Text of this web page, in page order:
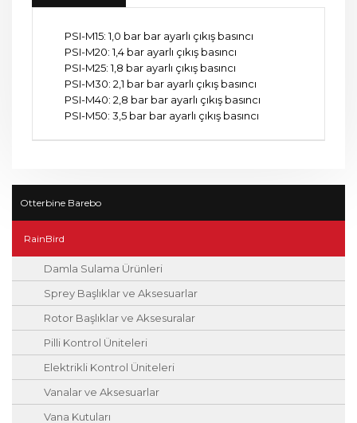
PSI-M15: 1,0 bar bar ayarlı çıkış basıncı
PSI-M20: 1,4 bar ayarlı çıkış basıncı
PSI-M25: 1,8 bar ayarlı çıkış basıncı
PSI-M30: 2,1 bar bar ayarlı çıkış basıncı
PSI-M40: 2,8 bar bar ayarlı çıkış basıncı
PSI-M50: 3,5 bar bar ayarlı çıkış basıncı
Önceden ayarlanmış basınç düzenleyici
ünite.
Toprak üstü veya toprak altı montajı.
Su miktarı: 0,45 – 5,0 m³/h
Giriş basıncı:
PSI-M20: 1,5 – 7 bar
PSI-M25: 2,0 – 7 bar
Bağlantı: ¾“ (20/27) x ¾“ (20/27) İç dişli
Otterbine Barebo
RainBird
Damla Sulama Ürünleri
Sprey Başlıklar ve Aksesuarlar
Rotor Başlıklar ve Aksesuralar
Pilli Kontrol Üniteleri
Elektrikli Kontrol Üniteleri
Vanalar ve Aksesuarlar
Vana Kutuları